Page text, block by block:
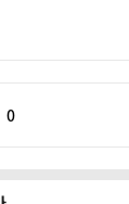
0